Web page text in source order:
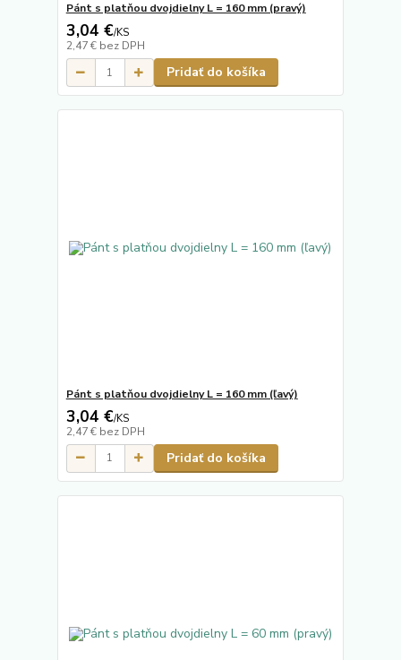
Pánt s platňou dvojdielny L = 160 mm (pravý)
3,04 €/KS
2,47 € bez DPH
Pridať do košíka
Pánt s platňou dvojdielny L = 160 mm (ľavý)
3,04 €/KS
2,47 € bez DPH
Pridať do košíka